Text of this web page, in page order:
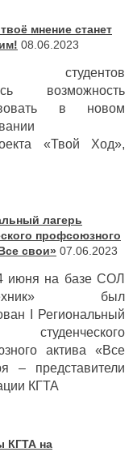
мнение станет
08.06.2023
возможность
в новом
«Твой Ход»,
лагерь
профсоюзного
свои» 07.06.2023
июня на базе СОЛ
был
I Региональный
студенческого
актива «Все
– представители
КГТА
КГТА на